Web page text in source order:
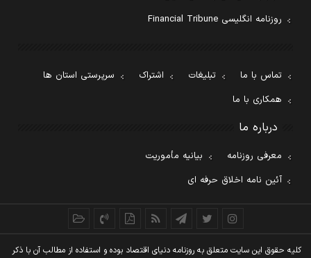
روزنامه انگلیسی Financial Tribune
تماس با ما تبلیغات اشتراک
سرپرستی استان ها
همکاری با ما
درباره ما
معرفی روزنامه
بیانیه مأموریت
آئین نامه اخلاق حرفه ای
کليه حقوق اين سايت متعلق به روزنامه دنيای اقتصاد بوده و استفاده از مطالب آن با ذکر